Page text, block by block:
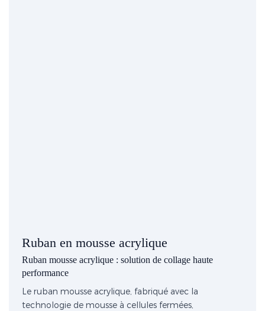
Ruban en mousse acrylique
Ruban mousse acrylique : solution de collage haute
performance
Le ruban mousse acrylique, fabriqué avec la
technologie de mousse à cellules fermées,